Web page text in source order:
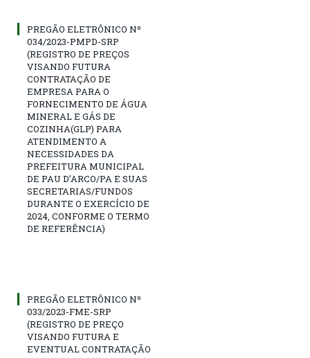
PREGÃO ELETRÔNICO Nº
034/2023-PMPD-SRP
(REGISTRO DE PREÇOS
VISANDO FUTURA
CONTRATAÇÃO DE
EMPRESA PARA O
FORNECIMENTO DE ÁGUA
MINERAL E GÁS DE
COZINHA(GLP) PARA
ATENDIMENTO A
NECESSIDADES DA
PREFEITURA MUNICIPAL
DE PAU D’ARCO/PA E SUAS
SECRETARIAS/FUNDOS
DURANTE O EXERCÍCIO DE
2024, CONFORME O TERMO
DE REFERÊNCIA)
PREGÃO ELETRÔNICO Nº
033/2023-FME-SRP
(REGISTRO DE PREÇO
VISANDO FUTURA E
EVENTUAL CONTRATAÇÃO